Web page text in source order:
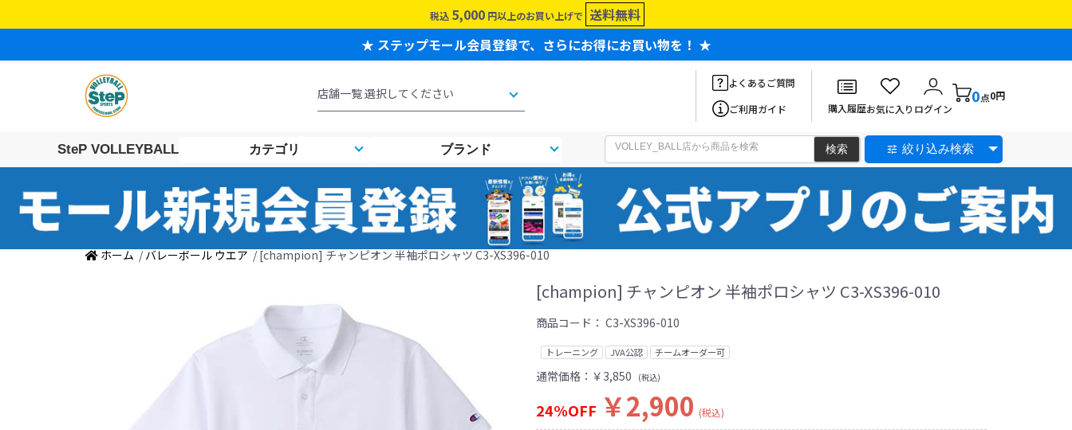
税込 5,000 円以上のお買い上げで 送料無料
★ ステップモール会員登録で、さらにお得にお買い物を！ ★
よくあるご質問
ご利用ガイド
購入履歴お気に入りログイン
0点0円
SteP VOLLEYBALL カテゴリ ブランド 絞り込み検索
ホーム / バレーボール ウエア / [champion] チャンピオン 半袖ポロシャツ C3-XS396-010
[champion] チャンピオン 半袖ポロシャツ C3-XS396-010
商品コード： C3-XS396-010
トレーニング JVA公認 チームオーダー可
通常価格： ￥3,850 (税込)
24%OFF ￥2,900 (税込)